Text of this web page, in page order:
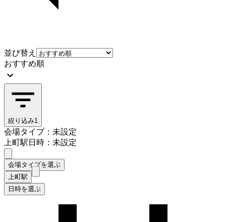
並び替え
おすすめ順
絞り込み1
会場タイプ：未設定
上町駅日時：未設定
会場タイプを選ぶ
上町駅
日時を選ぶ